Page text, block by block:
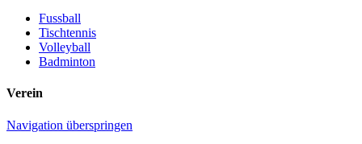
Fussball
Tischtennis
Volleyball
Badminton
Verein
Navigation überspringen